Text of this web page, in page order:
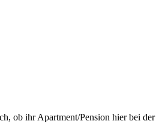
ob ihr Apartment/Pension hier bei